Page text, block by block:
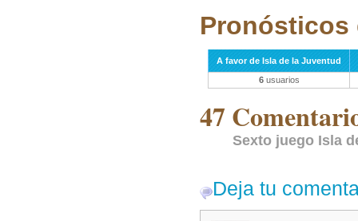
Pronósticos
A favor de Isla de la Juventud
6usuarios
47
Sexto juego Isla
Deja tu